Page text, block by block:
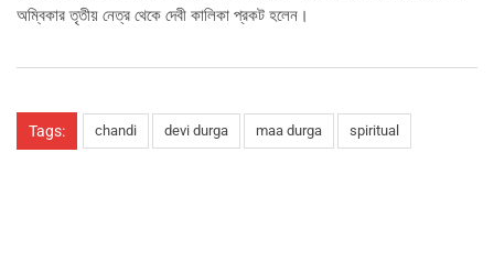
অম্বিকার তৃতীয় নেত্র থেকে দেবী কালিকা প্রকট হলেন।
Tags: chandi devi durga maa durga spiritual